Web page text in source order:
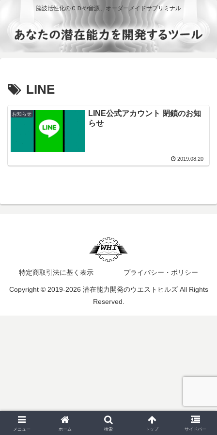
脳波活性化のＣＤや音源、オーダーメイドサブリミナル
LINE
お知らせ
LINE公式アカウント 閉鎖のお知
らせ
2019.08.20
特定商取引法に基く表示 プライバシー・ポリシー
Copyright © 2019-2026 潜在能力開発のウエストヒルズ All Rights
Reserved.
メニュー ホーム 検索 トップ サイドバー